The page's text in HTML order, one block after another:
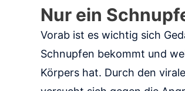
Nur ein
Vorab ist es wichtig sich
Schnupfen bekommt und
Körpers hat. Durch den